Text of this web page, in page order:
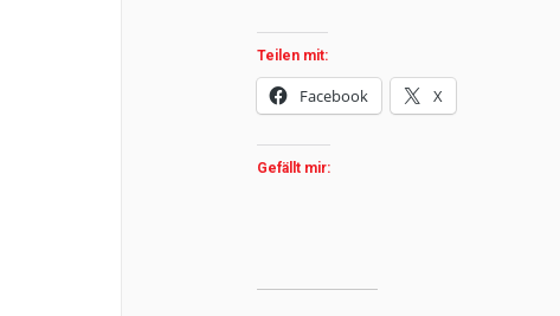
Teilen mit:
Facebook X
Gefällt mir: